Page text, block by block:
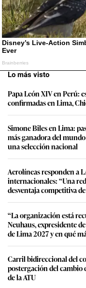
Lo más visto
Papa León XIV en Perú:
confirmadas en Lima,
Simone Biles en Lima:
más ganadora del
una selección nacional
Aerolíneas responden a
internacionales: “Una
desventaja competitiva
“La organización está
Neuhaus, expresidente
de Lima 2027 y en qué
Carril bidireccional del
postergación del cambio
de la ATU